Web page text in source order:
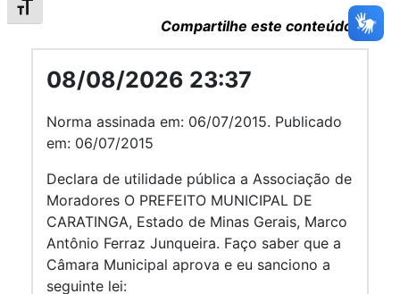
Alternar tamanho da fonte
Compartilhe este conteúdo
08/08/2026 23:37
Norma assinada em: 06/07/2015. Publicado
em: 06/07/2015
Declara de utilidade pública a Associação de
Moradores O PREFEITO MUNICIPAL DE
CARATINGA, Estado de Minas Gerais, Marco
Antônio Ferraz Junqueira. Faço saber que a
Câmara Municipal aprova e eu sanciono a
seguinte lei: